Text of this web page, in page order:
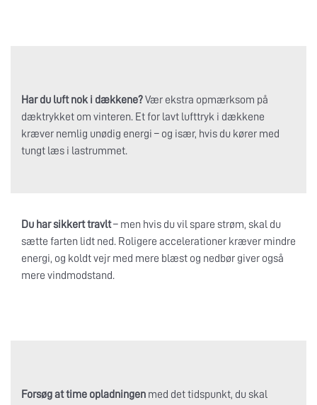
Har du luft nok i dækkene?Vær ekstra opmærksom på
dæktrykket om vinteren. Et for lavt lufttryk i dækkene
kræver nemlig unødig energi – og især, hvis du kører med
tungt læs i lastrummet.
Du har sikkert travlt– men hvis du vil spare strøm, skal du
sætte farten lidt ned. Roligere accelerationer kræver mindre
energi, og koldt vejr med mere blæst og nedbør giver også
mere vindmodstand.
Forsøg at time opladningen med det tidspunkt, du skal